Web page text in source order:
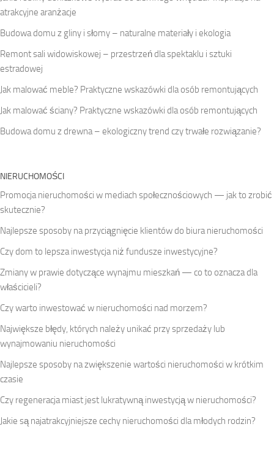
atrakcyjne aranżacje
Budowa domu z gliny i słomy – naturalne materiały i ekologia
Remont sali widowiskowej – przestrzeń dla spektaklu i sztuki
estradowej
Jak malować meble? Praktyczne wskazówki dla osób remontujących
Jak malować ściany? Praktyczne wskazówki dla osób remontujących
Budowa domu z drewna – ekologiczny trend czy trwałe rozwiązanie?
NIERUCHOMOŚCI
Promocja nieruchomości w mediach społecznościowych — jak to zrobić
skutecznie?
Najlepsze sposoby na przyciągnięcie klientów do biura nieruchomości
Czy dom to lepsza inwestycja niż fundusze inwestycyjne?
Zmiany w prawie dotyczące wynajmu mieszkań — co to oznacza dla
właścicieli?
Czy warto inwestować w nieruchomości nad morzem?
Największe błędy, których należy unikać przy sprzedaży lub
wynajmowaniu nieruchomości
Najlepsze sposoby na zwiększenie wartości nieruchomości w krótkim
czasie
Czy regeneracja miast jest lukratywną inwestycją w nieruchomości?
Jakie są najatrakcyjniejsze cechy nieruchomości dla młodych rodzin?